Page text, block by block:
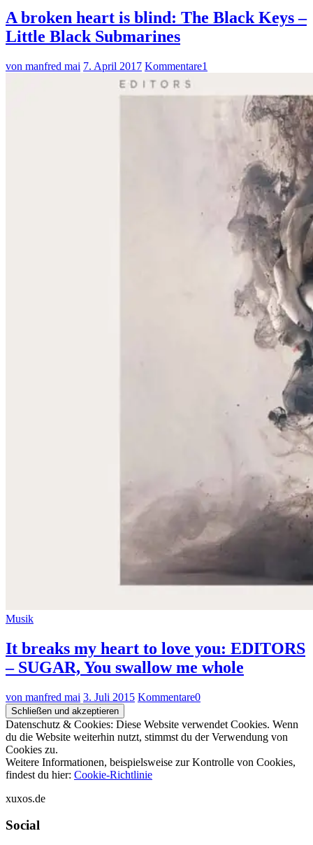
A broken heart is blind: The Black Keys –
Little Black Submarines
von manfred mai 7. April 2017 Kommentare1
Musik
It breaks my heart to love you: EDITORS
– SUGAR, You swallow me whole
von manfred mai 3. Juli 2015 Kommentare0
Datenschutz & Cookies: Diese Website verwendet Cookies. Wenn
du die Website weiterhin nutzt, stimmst du der Verwendung von
Cookies zu.
Weitere Informationen, beispielsweise zur Kontrolle von Cookies,
findest du hier: Cookie-Richtlinie
xuxos.de
Social